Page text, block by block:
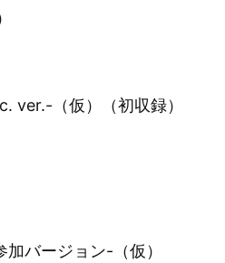
ver.-（仮）（初収録）
バージョン-（仮）